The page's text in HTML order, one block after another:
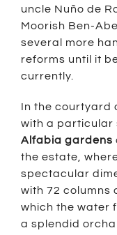
uncle Nuño de
Moorish Ben-
several more
reforms until it
currently.
In the courtyard
with a particular
Alfabia gardens
the estate,
spectacular
with 72 columns
which the water
a splendid